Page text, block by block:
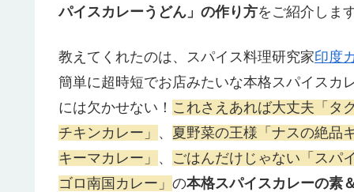
パイスカレーうどん」の作り方をご紹介しま
教えてくれたのは、 スパイス料理研究家印度
簡単に超時短でお店みたいな本格スパイスカ
には欠かせない！ これさえあれば大丈夫「タ
チキンカレー」 、 夏野菜の王様「ナスの絶品
キーマカレー」 、 ごはんだけじゃない「スパ
ゴロ南国カレー」 の本格スパイスカレーの素